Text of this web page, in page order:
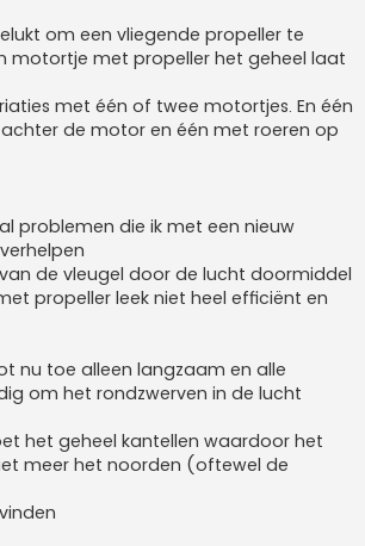
om een vliegende propeller te
motortje met propeller het geheel laat
met één of twee motortjes. En één
de motor en één met roeren op
problemen die ik met een nieuw
de vleugel door de lucht doormiddel
propeller leek niet heel efficiënt en
nu toe alleen langzaam en alle
om het rondzwerven in de lucht
het geheel kantellen waardoor het
meer het noorden (oftewel de